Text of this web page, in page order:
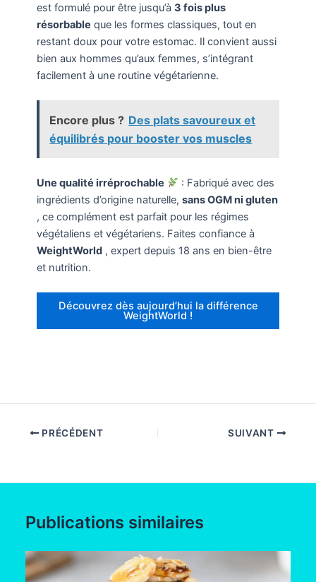
est formulé pour être jusqu’à 3 fois plus
résorbable que les formes classiques, tout en
restant doux pour votre estomac. Il convient aussi
bien aux hommes qu’aux femmes, s’intégrant
facilement à une routine végétarienne.
Encore plus ? Des plats savoureux et
équilibrés pour booster vos muscles
Une qualité irréprochable
: Fabriqué avec des
ingrédients d’origine naturelle, sans OGM ni gluten
, ce complément est parfait pour les régimes
végétaliens et végétariens. Faites confiance à
WeightWorld, expert depuis 18 ans en bien-être
et nutrition.
Découvrez dès aujourd’hui la différence
WeightWorld !
PRÉCÉDENT SUIVANT
Publications similaires